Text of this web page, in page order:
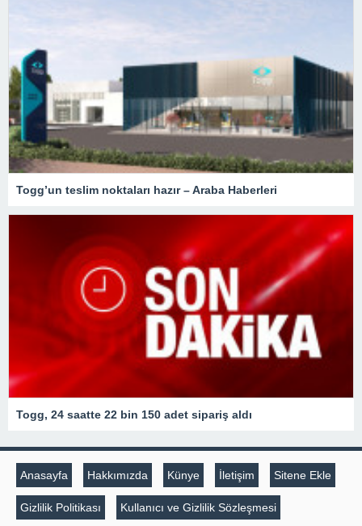
Togg’un teslim noktaları hazır – Araba Haberleri
Togg, 24 saatte 22 bin 150 adet sipariş aldı
Anasayfa Hakkımızda Künye İletişim Sitene Ekle
Gizlilik Politikası Kullanıcı ve Gizlilik Sözleşmesi